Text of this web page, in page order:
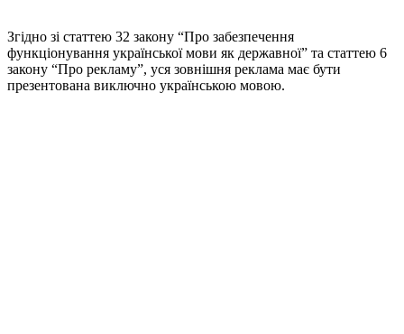
Згідно зі статтею 32 закону “Про забезпечення
функціонування української мови як державної” та статтею 6
закону “Про рекламу”, уся зовнішня реклама має бути
презентована виключно українською мовою.